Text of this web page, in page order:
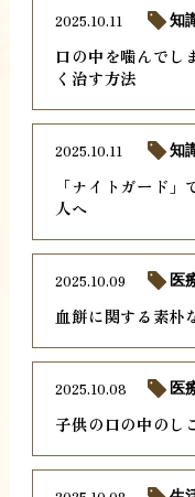
口の中を噛んでし
く治す方法
2025.10.11 知
「ナイトガード
人へ
2025.10.11 知
血餅に関する素朴
2025.10.09 医
子供の口の中のし
2025.10.08 医